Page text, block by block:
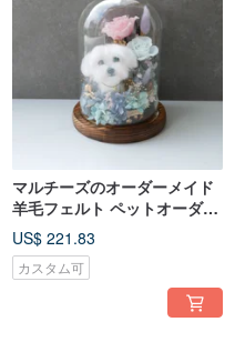
マルチーズのオーダーメイド
羊毛フェルト ペットオーダー
フィギュア プリザーブドフラ
ワーベル
US$ 221.83
カスタム可